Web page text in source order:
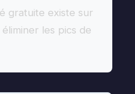
gratuite existe sur
les pics de